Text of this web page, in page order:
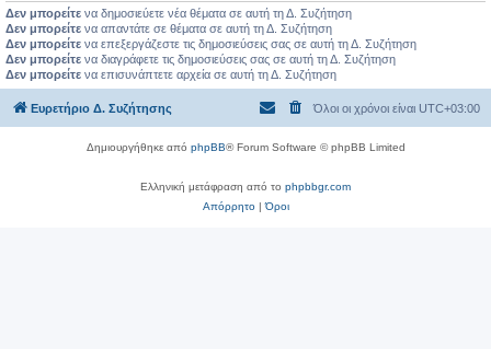
Δεν μπορείτε να δημοσιεύετε νέα θέματα σε αυτή τη Δ. Συζήτηση
Δεν μπορείτε να απαντάτε σε θέματα σε αυτή τη Δ. Συζήτηση
Δεν μπορείτε να επεξεργάζεστε τις δημοσιεύσεις σας σε αυτή τη Δ. Συζήτηση
Δεν μπορείτε να διαγράφετε τις δημοσιεύσεις σας σε αυτή τη Δ. Συζήτηση
Δεν μπορείτε να επισυνάπτετε αρχεία σε αυτή τη Δ. Συζήτηση
Ευρετήριο Δ. Συζήτησης Όλοι οι χρόνοι είναι UTC+03:00
Δημιουργήθηκε από phpBB® Forum Software © phpBB Limited
Ελληνική μετάφραση από το phpbbgr.com
Απόρρητο|Όροι